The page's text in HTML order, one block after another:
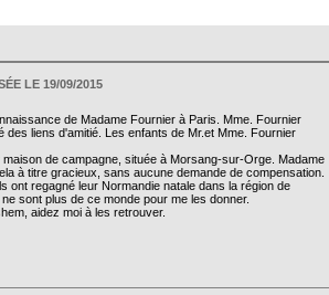
LE 19/09/2015
de Madame Fournier à Paris. Mme. Fournier
liens d'amitié. Les enfants de Mr.et Mme. Fournier
de campagne, située à Morsang-sur-Orge. Madame
à titre gracieux, sans aucune demande de compensation.
ont regagné leur Normandie natale dans la région de
sont plus de ce monde pour me les donner.
aidez moi à les retrouver.